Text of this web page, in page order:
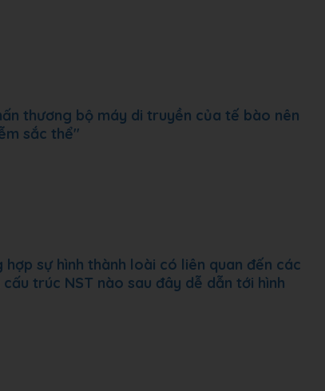
thương bộ máy di truyền của tế bào nên
sắc thể"
sự hình thành loài có liên quan đến các
trúc NST nào sau đây dễ dẫn tới hình